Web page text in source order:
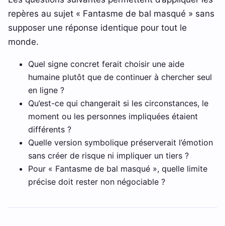
repères au sujet « Fantasme de bal masqué » sans
supposer une réponse identique pour tout le
monde.
Quel signe concret ferait choisir une aide
humaine plutôt que de continuer à chercher seul
en ligne ?
Qu’est-ce qui changerait si les circonstances, le
moment ou les personnes impliquées étaient
différents ?
Quelle version symbolique préserverait l’émotion
sans créer de risque ni impliquer un tiers ?
Pour « Fantasme de bal masqué », quelle limite
précise doit rester non négociable ?